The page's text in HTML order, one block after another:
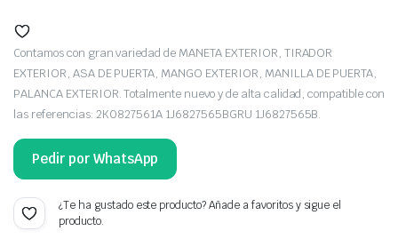
Contamos con gran variedad de MANETA EXTERIOR, TIRADOR
EXTERIOR, ASA DE PUERTA, MANGO EXTERIOR, MANILLA DE PUERTA,
PALANCA EXTERIOR. Totalmente nuevo y de alta calidad, compatible con
las referencias: 2K0827561A 1J6827565BGRU 1J6827565B.
Pedir por WhatsApp
¿Te ha gustado este producto? Añade a favoritos y sigue el
producto.